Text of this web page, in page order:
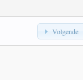
Volgende